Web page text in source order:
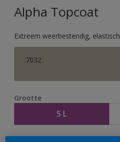
Alpha Topcoat
Extreem weerbestendig, elastisch
7032
Grootte
5 L